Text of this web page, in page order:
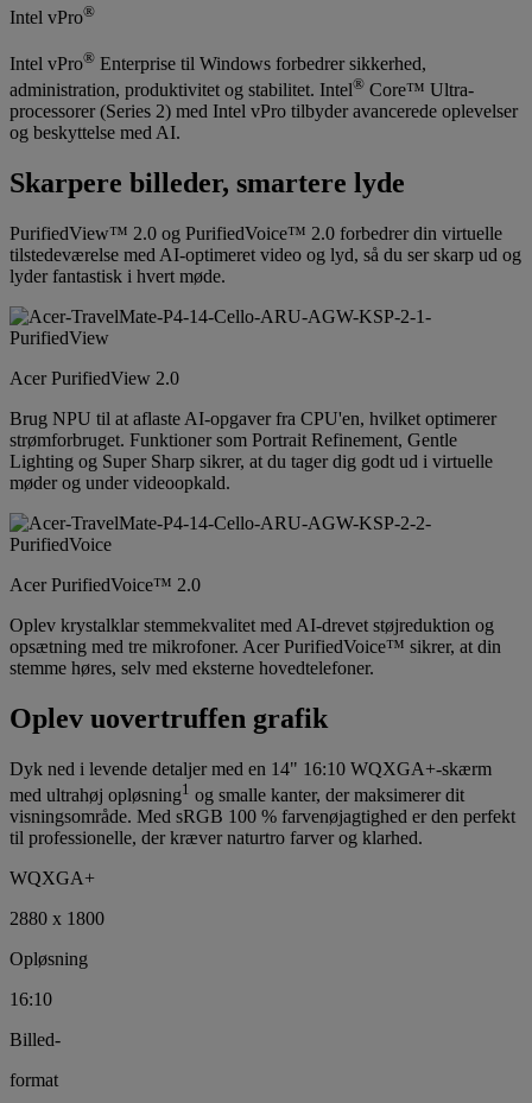
Intel vPro®
Intel vPro® Enterprise til Windows forbedrer sikkerhed,
administration, produktivitet og stabilitet. Intel® Core™ Ultra-
processorer (Series 2) med Intel vPro tilbyder avancerede oplevelser
og beskyttelse med AI.
Skarpere billeder, smartere lyde
PurifiedView™ 2.0 og PurifiedVoice™ 2.0 forbedrer din virtuelle
tilstedeværelse med AI-optimeret video og lyd, så du ser skarp ud og
lyder fantastisk i hvert møde.
Acer PurifiedView 2.0
Brug NPU til at aflaste AI-opgaver fra CPU'en, hvilket optimerer
strømforbruget. Funktioner som Portrait Refinement, Gentle
Lighting og Super Sharp sikrer, at du tager dig godt ud i virtuelle
møder og under videoopkald.
Acer PurifiedVoice™ 2.0
Oplev krystalklar stemmekvalitet med AI-drevet støjreduktion og
opsætning med tre mikrofoner. Acer PurifiedVoice™ sikrer, at din
stemme høres, selv med eksterne hovedtelefoner.
Oplev uovertruffen grafik
Dyk ned i levende detaljer med en 14" 16:10 WQXGA+-skærm
med ultrahøj opløsning1 og smalle kanter, der maksimerer dit
visningsområde. Med sRGB 100 % farvenøjagtighed er den perfekt
til professionelle, der kræver naturtro farver og klarhed.
WQXGA+
2880 x 1800
Opløsning
16:10
Billed-
format